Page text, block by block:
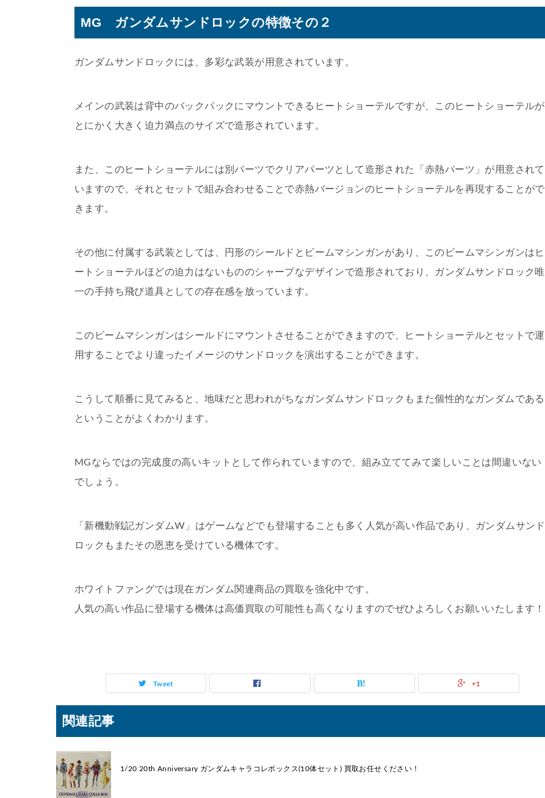
MG ガンダムサンドロックの特徴その２
ガンダムサンドロックには、多彩な武装が用意されています。
メインの武装は背中のバックパックにマウントできるヒートショーテルですが、このヒートショーテルが
とにかく大きく迫力満点のサイズで造形されています。
また、このヒートショーテルには別パーツでクリアパーツとして造形された「赤熱パーツ」が用意されて
いますので、それとセットで組み合わせることで赤熱バージョンのヒートショーテルを再現することがで
きます。
その他に付属する武装としては、円形のシールドとビームマシンガンがあり、このビームマシンガンはヒ
ートショーテルほどの迫力はないもののシャープなデザインで造形されており、ガンダムサンドロック唯
一の手持ち飛び道具としての存在感を放っています。
このビームマシンガンはシールドにマウントさせることができますので、ヒートショーテルとセットで運
用することでより違ったイメージのサンドロックを演出することができます。
こうして順番に見てみると、地味だと思われがちなガンダムサンドロックもまた個性的なガンダムである
ということがよくわかります。
MGならではの完成度の高いキットとして作られていますので、組み立ててみて楽しいことは間違いない
でしょう。
「新機動戦記ガンダムW」はゲームなどでも登場することも多く人気が高い作品であり、ガンダムサンド
ロックもまたその恩恵を受けている機体です。
ホワイトファングでは現在ガンダム関連商品の買取を強化中です。
人気の高い作品に登場する機体は高価買取の可能性も高くなりますのでぜひよろしくお願いいたします！
Tweet +1
関連記事
1/20 20th Anniversary ガンダムキャラコレボックス(10体セット) 買取お任せください！